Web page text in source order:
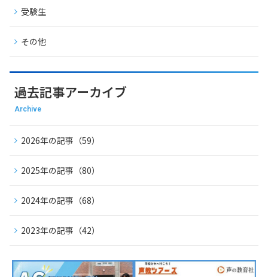
受験生
その他
過去記事アーカイブ
Archive
2026年の記事（59）
2025年の記事（80）
2024年の記事（68）
2023年の記事（42）